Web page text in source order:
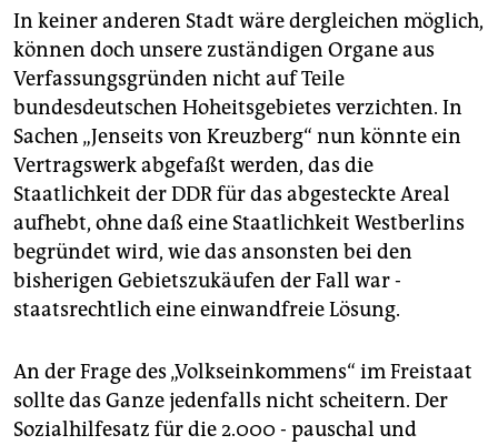
In keiner anderen Stadt wäre dergleichen möglich,
können doch unsere zuständigen Organe aus
Verfassungsgründen nicht auf Teile
bundesdeutschen Hoheitsgebietes verzichten. In
Sachen „Jenseits von Kreuzberg“ nun könnte ein
Vertragswerk abgefaßt werden, das die
Staatlichkeit der DDR für das abgesteckte Areal
aufhebt, ohne daß eine Staatlichkeit Westberlins
begründet wird, wie das ansonsten bei den
bisherigen Gebietszukäufen der Fall war -
staatsrechtlich eine einwandfreie Lösung.
An der Frage des „Volkseinkommens“ im Freistaat
sollte das Ganze jedenfalls nicht scheitern. Der
Sozialhilfesatz für die 2.000 - pauschal und